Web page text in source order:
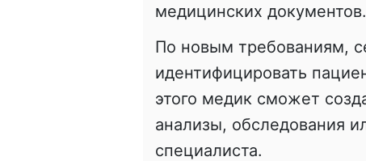
медицинских документов.
По новым требованиям,
идентифицировать
этого медик сможет
анализы, обследования
специалиста.